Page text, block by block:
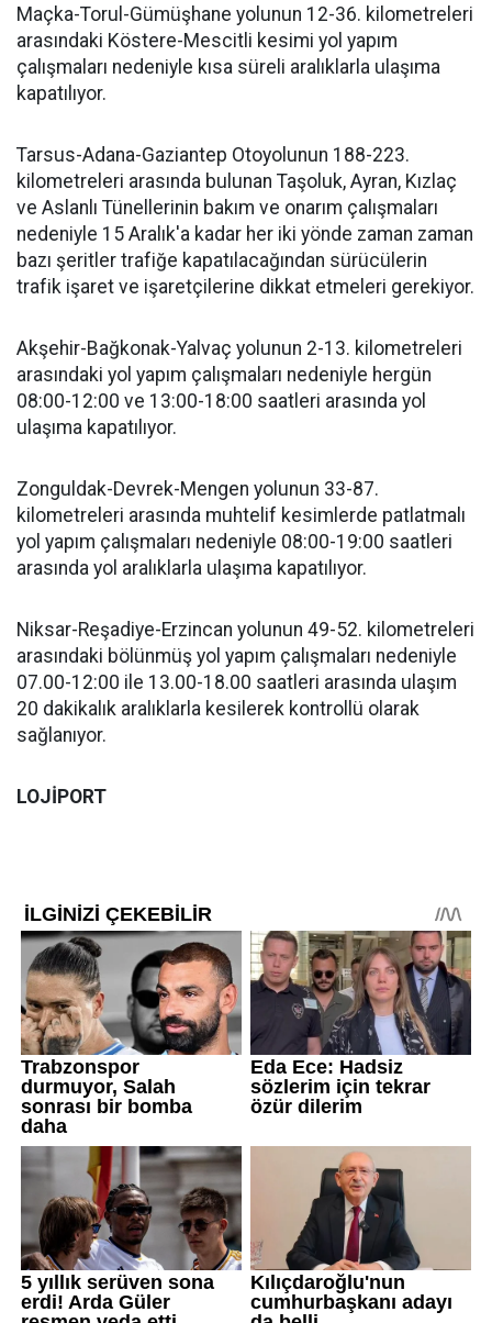
Maçka-Torul-Gümüşhane yolunun 12-36. kilometreleri
arasındaki Köstere-Mescitli kesimi yol yapım
çalışmaları nedeniyle kısa süreli aralıklarla ulaşıma
kapatılıyor.
Tarsus-Adana-Gaziantep Otoyolunun 188-223.
kilometreleri arasında bulunan Taşoluk, Ayran, Kızlaç
ve Aslanlı Tünellerinin bakım ve onarım çalışmaları
nedeniyle 15 Aralık'a kadar her iki yönde zaman zaman
bazı şeritler trafiğe kapatılacağından sürücülerin
trafik işaret ve işaretçilerine dikkat etmeleri gerekiyor.
Akşehir-Bağkonak-Yalvaç yolunun 2-13. kilometreleri
arasındaki yol yapım çalışmaları nedeniyle hergün
08:00-12:00 ve 13:00-18:00 saatleri arasında yol
ulaşıma kapatılıyor.
Zonguldak-Devrek-Mengen yolunun 33-87.
kilometreleri arasında muhtelif kesimlerde patlatmalı
yol yapım çalışmaları nedeniyle 08:00-19:00 saatleri
arasında yol aralıklarla ulaşıma kapatılıyor.
Niksar-Reşadiye-Erzincan yolunun 49-52. kilometreleri
arasındaki bölünmüş yol yapım çalışmaları nedeniyle
07.00-12:00 ile 13.00-18.00 saatleri arasında ulaşım
20 dakikalık aralıklarla kesilerek kontrollü olarak
sağlanıyor.
LOJİPORT